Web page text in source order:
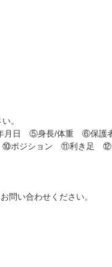
。
月日 ⑤身長/体重 ⑥保護
ジション ⑪利き足
問い合わせください。